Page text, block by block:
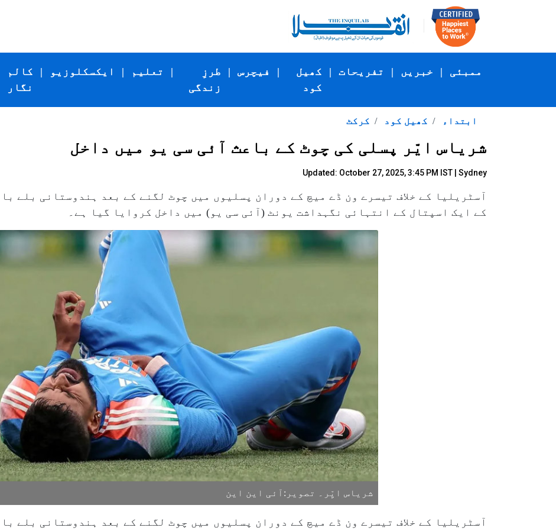
کالم
نگار
| ایکسکلوزیو | تعلیم |
طرزِ
زندگی
| فیچرس |
کھیل
کود
| تفریحات | خبریں | ممبئی
کرکٹ کھیل کود ابتداء
شریاس ایّر پسلی کی چوٹ کے باعث آئی سی یو میں داخل
Updated: October 27, 2025, 3:45 PM IST | Sydney
آسٹریلیا کے خلاف تیسرے ون ڈے میچ کے دوران پسلیوں میں چوٹ لگنے کے بعد ہندوستانی بلے
کے ایک اسپتال کے انتہائی نگہداشت یونٹ (آئی سی یو) میں داخل کروایا گیا ہے۔
شریاس ایِّر۔ تصویر:آئی این این
آسٹریلیا کے خلاف تیسرے ون ڈے میچ کے دوران پسلیوں میں چوٹ لگنے کے بعد ہندوستانی بلے